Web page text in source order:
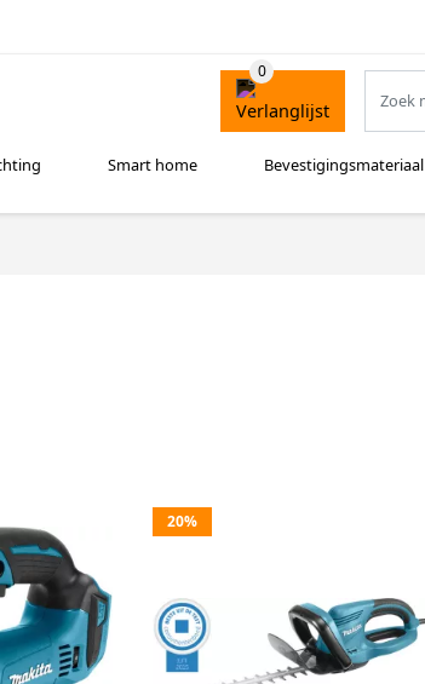
Smart home Bevestigingsmateriaal
20%